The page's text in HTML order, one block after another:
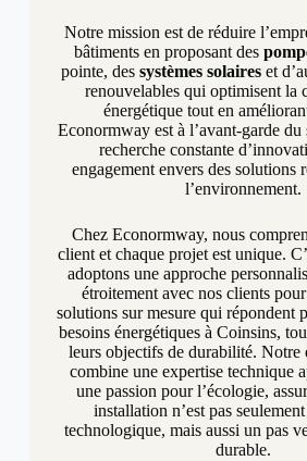
Notre mission est de réduire
bâtiments en proposant des
pointe, des systèmes solaireset
renouvelables qui optimisent la
énergétique tout en
Econormway est à l’avant-garde du
recherche constante
engagement envers des solutions
l’environnement.
Chez Econormway, nous
client et chaque projet est unique.
adoptons une approche
étroitement avec nos clients
solutions sur mesure qui répondent
besoins énergétiques à Coinsins,
leurs objectifs de durabilité. Notre
combine une expertise technique
une passion pour l’écologie,
installation n’est pas
technologique, mais aussi un pas
durable.